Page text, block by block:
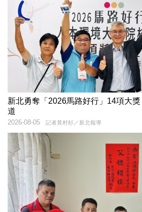
新北勇奪「2026馬路好行」14項大
道
記者黃村杉／新北報導
2026-08-05